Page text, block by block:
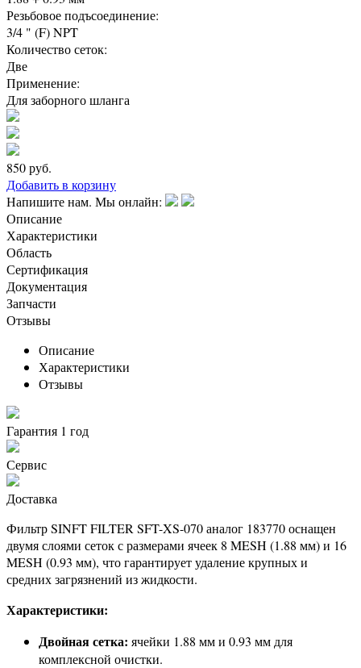
Резьбовое подъсоединение:
3/4 " (F) NPT
Количество сеток:
Две
Применение:
Для заборного шланга
850руб.
Добавить в корзину
Напишите нам. Мы онлайн:
Описание
Характеристики
Область
Сертификация
Документация
Запчасти
Отзывы
Описание
Характеристики
Отзывы
Гарантия 1 год
Сервис
Доставка
Фильтр SINFT FILTER SFT-XS-070 аналог 183770 оснащен
двумя слоями сеток с размерами ячеек 8 MESH (1.88 мм) и 16
MESH (0.93 мм), что гарантирует удаление крупных и
средних загрязнений из жидкости.
Характеристики:
Двойная сетка: ячейки 1.88 мм и 0.93 мм для
комплексной очистки.